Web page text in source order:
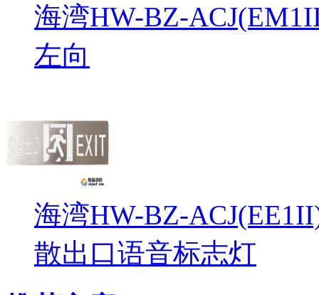
海湾HW-BZ-
左向
海湾HW-BZ-
散出口语音标志灯